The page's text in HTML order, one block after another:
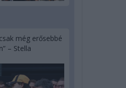
még erősebbé
– Stella